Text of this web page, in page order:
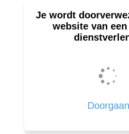
Je wordt
website van
Doorgaan